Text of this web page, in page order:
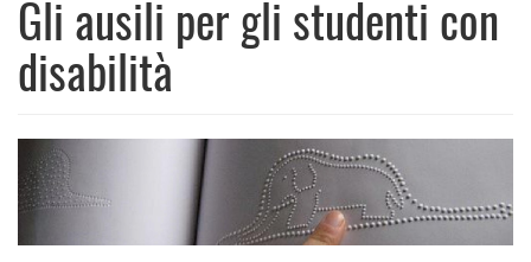
Gli ausili per gli studenti con
disabilità